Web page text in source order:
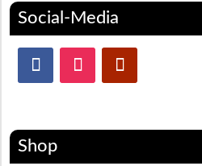
Social-Media
Shop